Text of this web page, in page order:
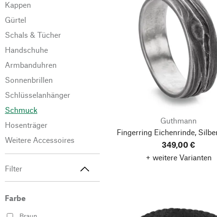
Kappen
Gürtel
Schals & Tücher
Handschuhe
Armbanduhren
Sonnenbrillen
Schlüsselanhänger
Schmuck
Hosenträger
Weitere Accessoires
Filter
Farbe
Guthmann
Fingerring Eichenrinde,
349,00 €
+ weitere Varianten